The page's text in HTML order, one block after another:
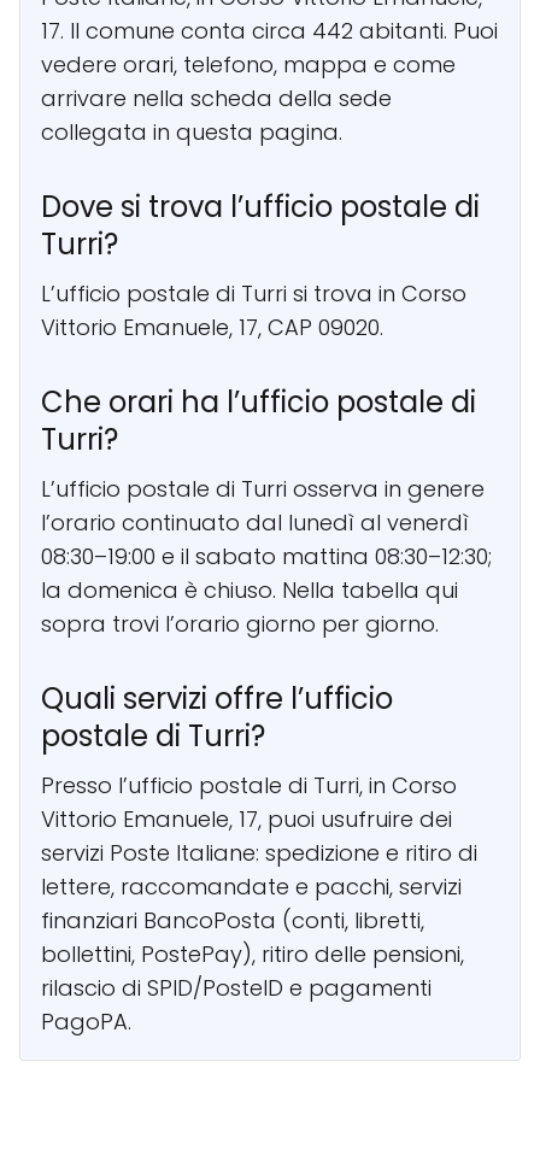
17. Il comune conta circa 442 abitanti. Puoi
vedere orari, telefono, mappa e come
arrivare nella scheda della sede
collegata in questa pagina.
Dove si trova l’ufficio postale di
Turri?
L’ufficio postale di Turri si trova in Corso
Vittorio Emanuele, 17, CAP 09020.
Che orari ha l’ufficio postale di
Turri?
L’ufficio postale di Turri osserva in genere
l’orario continuato dal lunedì al venerdì
08:30–19:00 e il sabato mattina 08:30–12:30;
la domenica è chiuso. Nella tabella qui
sopra trovi l’orario giorno per giorno.
Quali servizi offre l’ufficio
postale di Turri?
Presso l’ufficio postale di Turri, in Corso
Vittorio Emanuele, 17, puoi usufruire dei
servizi Poste Italiane: spedizione e ritiro di
lettere, raccomandate e pacchi, servizi
finanziari BancoPosta (conti, libretti,
bollettini, PostePay), ritiro delle pensioni,
rilascio di SPID/PosteID e pagamenti
PagoPA.